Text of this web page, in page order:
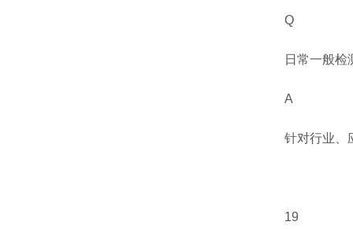
Q
日常一般检
A
针对行业、
19